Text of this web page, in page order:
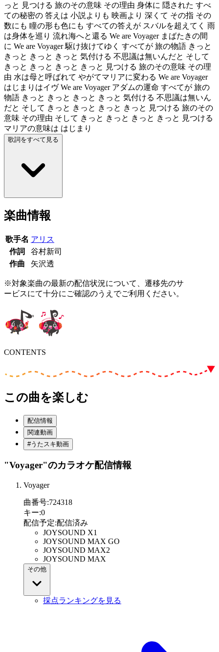
っと 見つける 旅のその意味 その理由 身体に 隠された すべ
ての秘密の 答えは 小説よりも 映画より 深くて その指 その
数にも 瞳の形も色にも すべての答えが スバルを超えてく 雨
は身体を巡り 流れ海へと還る We are Voyager まばたきの間
に We are Voyager 駆け抜けてゆく すべてが 旅の物語 きっと
きっと きっと きっと 気付ける 不思議は無いんだと そして
きっと きっと きっと きっと 見つける 旅のその意味 その理
由 水は母と呼ばれて やがてマリアに変わる We are Voyager
はじまりはイヴ We are Voyager アダムの運命 すべてが 旅の
物語 きっと きっと きっと きっと 気付ける 不思議は無いん
だと そして きっと きっと きっと きっと 見つける 旅のその
意味 その理由 そして きっと きっと きっと きっと 見つける
マリアの意味は はじまり
歌詞をすべて見る
楽曲情報
歌手名 アリス
作詞
谷村新司
作曲
矢沢透
※対象楽曲の最新の配信状況について、遷移先のサ
ービスにて十分にご確認のうえでご利用ください。
CONTENTS
この曲を楽しむ
配信情報
関連動画
#うたスキ動画
"Voyager"のカラオケ配信情報
Voyager
曲番号:724318
キー:0
配信予定:配信済み
JOYSOUND X1
JOYSOUND MAX GO
JOYSOUND MAX2
JOYSOUND MAX
その他
採点ランキングを見る